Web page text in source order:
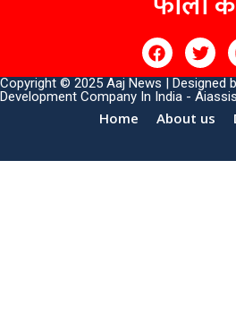
Copyright © 2025 Aaj News | Designed
Development Company In India -
Home About us